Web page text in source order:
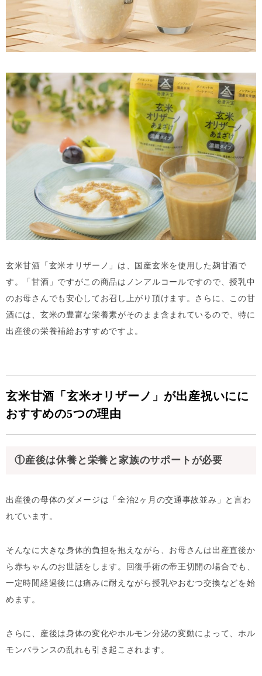
玄米甘酒「玄米オリザーノ」は、国産玄米を使用した麹甘酒で
す。「甘酒」ですがこの商品はノンアルコールですので、授乳中
のお母さんでも安心してお召し上がり頂けます。さらに、この甘
酒には、玄米の豊富な栄養素がそのまま含まれているので、特に
出産後の栄養補給おすすめですよ。
玄米甘酒「玄米オリザーノ」が出産祝いにに
おすすめの5つの理由
①産後は休養と栄養と家族のサポートが必要
出産後の母体のダメージは「全治2ヶ月の交通事故並み」と言わ
れています。
そんなに大きな身体的負担を抱えながら、お母さんは出産直後か
ら赤ちゃんのお世話をします。回復手術の帝王切開の場合でも、
一定時間経過後には痛みに耐えながら授乳やおむつ交換などを始
めます。
さらに、産後は身体の変化やホルモン分泌の変動によって、ホル
モンバランスの乱れも引き起こされます。